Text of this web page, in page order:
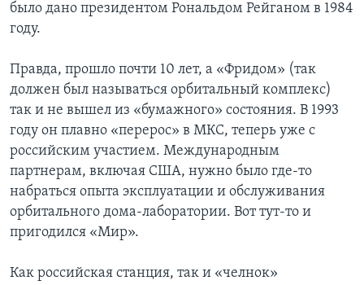
было дано президентом Рональдом Рейганом в 1984
году.
Правда, прошло почти 10 лет, а «Фридом» (так
должен был называться орбитальный комплекс)
так и не вышел из «бумажного» состояния. В 1993
году он плавно «перерос» в МКС, теперь уже с
российским участием. Международным
партнерам, включая США, нужно было где-то
набраться опыта эксплуатации и обслуживания
орбитального дома-лаборатории. Вот тут-то и
пригодился «Мир».
Как российская станция, так и «челнок»